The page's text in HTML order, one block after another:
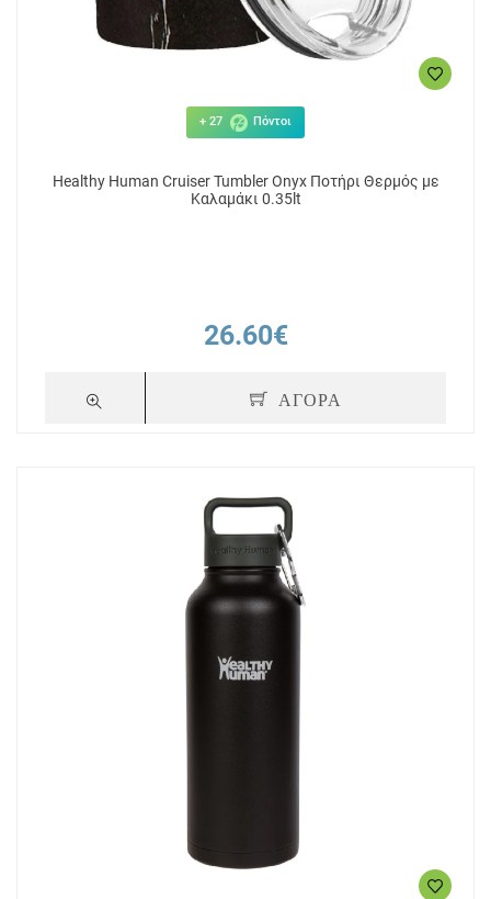
+ 27 Πόντοι
Healthy Human Cruiser Tumbler Onyx Ποτήρι Θερμός με
Καλαμάκι 0.35lt
26.60€
ΑΓΟΡΑ